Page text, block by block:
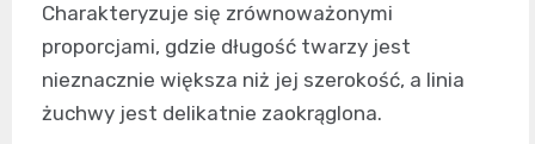
Charakteryzuje się zrównoważonymi
proporcjami, gdzie długość twarzy jest
nieznacznie większa niż jej szerokość, a linia
żuchwy jest delikatnie zaokrąglona.